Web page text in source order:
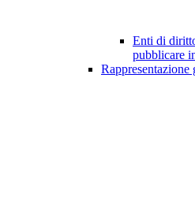
Enti di
pubblicare
Rappresentazione